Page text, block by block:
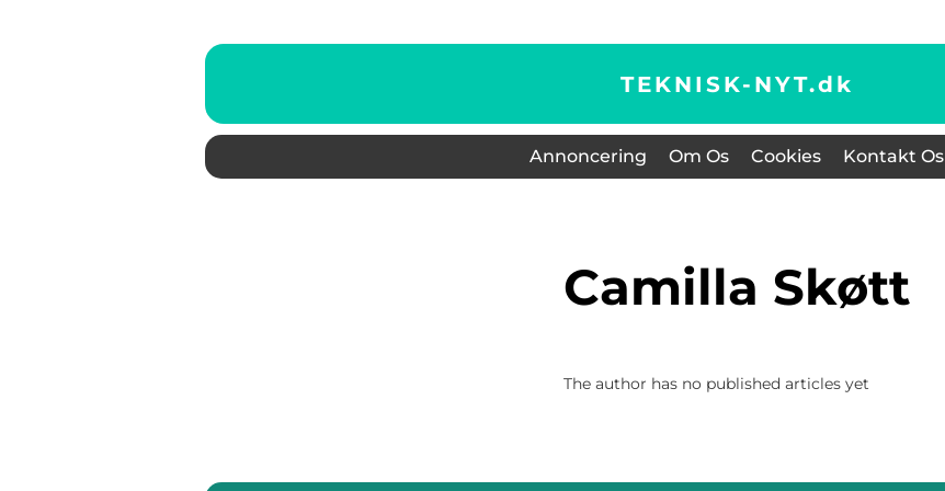
TEKNISK-NYT.dk
Annoncering Om Os Cookies Kontakt Os
Camilla Skøtt
The author has no published articles yet